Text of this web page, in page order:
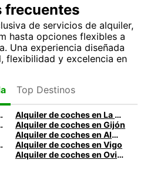
frecuentes
de servicios de alquiler,
hasta opciones flexibles a
Una experiencia diseñada
flexibilidad y excelencia en
Top Destinos
Logroño
Alquiler de coches en La Coruña
Ourense
Alquiler de coches en Gijón
Alquiler de coches en Almería
Alquiler de coches en Vigo
Alquiler de coches en Oviedo